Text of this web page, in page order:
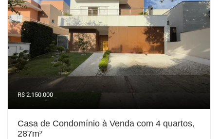
R$ 2.150.000
Casa de Condomínio à Venda com 4 quartos,
287m²